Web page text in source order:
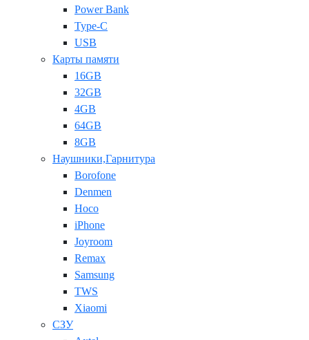
Power Bank
Type-C
USB
Карты памяти
16GB
32GB
4GB
64GB
8GB
Наушники,Гарнитура
Borofone
Denmen
Hoco
iPhone
Joyroom
Remax
Samsung
TWS
Xiaomi
СЗУ